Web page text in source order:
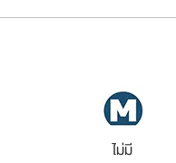
ไม่มี